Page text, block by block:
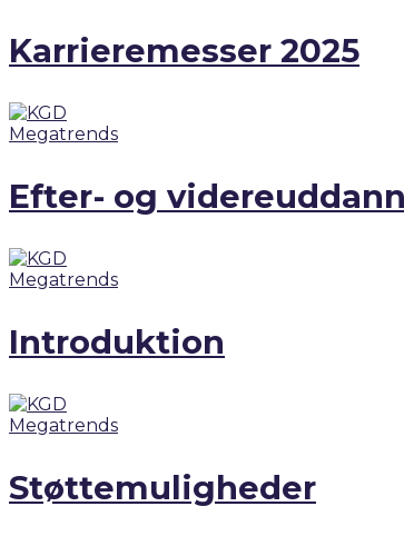
Karrieremesser 2025
Megatrends
Efter- og
Megatrends
Introduktion
Megatrends
Støttemuligheder